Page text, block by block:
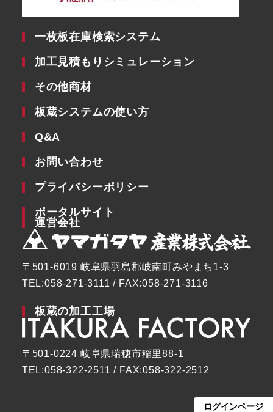
一枚板在庫検索システム
加工見積もりシミュレーション
その他商材
板蔵システムの使い方
Q&A
お問い合わせ
プライバシーポリシー
ポータルサイト
運営会社
〒501-6019 岐阜県羽島郡岐南町みやまち1-3
TEL:058-271-3111 / FAX:058-271-3116
板蔵の加工工場
〒501-0224 岐阜県瑞穂市稲里88-1
TEL:058-322-2511 / FAX:058-322-2512
ログインページ